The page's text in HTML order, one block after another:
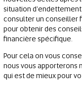
situation d'endettement
consulter un conseiller
pour obtenir des
financière spécifique.
Pour cela on vous
nous vous apporterons
qui est de mieux pour